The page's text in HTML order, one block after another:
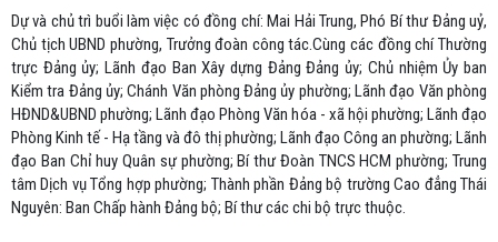
Dự và chủ trì buổi làm việc có đồng chí: Mai Hải Trung, Phó Bí thư Đảng uỷ,
Chủ tịch UBND phường, Trưởng đoàn công tác.Cùng các đồng chí Thường
trực Đảng ủy; Lãnh đạo Ban Xây dựng Đảng Đảng ủy; Chủ nhiệm Ủy ban
Kiểm tra Đảng ủy; Chánh Văn phòng Đảng ủy phường; Lãnh đạo Văn phòng
HĐND&UBND phường; Lãnh đạo Phòng Văn hóa - xã hội phường; Lãnh đạo
Phòng Kinh tế - Hạ tầng và đô thị phường; Lãnh đạo Công an phường; Lãnh
đạo Ban Chỉ huy Quân sự phường; Bí thư Đoàn TNCS HCM phường; Trung
tâm Dịch vụ Tổng hợp phường; Thành phần Đảng bộ trường Cao đẳng Thái
Nguyên: Ban Chấp hành Đảng bộ; Bí thư các chi bộ trực thuộc.